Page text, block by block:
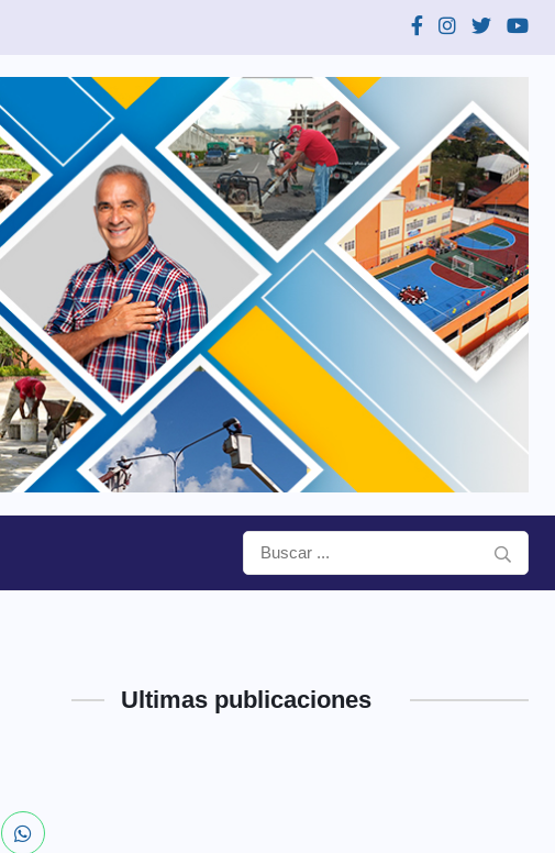
Ultimas publicaciones